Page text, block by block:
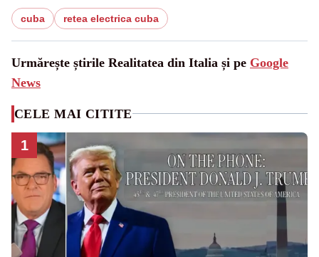
cuba retea electrica cuba
Urmărește știrile Realitatea din Italia și pe Google
News
CELE MAI CITITE
1